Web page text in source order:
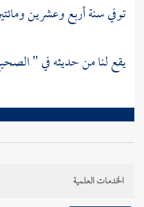
توفي سنة أربع وعشرين
يقع لنا من حديثه في "
الخدمات العلمية